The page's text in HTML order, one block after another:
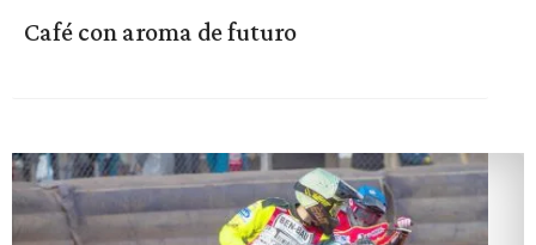
Café con aroma de futuro